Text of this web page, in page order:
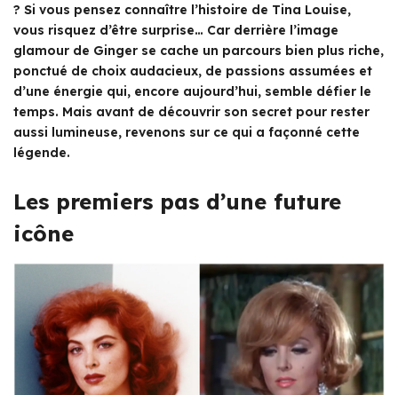
? Si vous pensez connaître l’histoire de Tina Louise,
vous risquez d’être surprise… Car derrière l’image
glamour de Ginger se cache un parcours bien plus riche,
ponctué de choix audacieux, de passions assumées et
d’une énergie qui, encore aujourd’hui, semble défier le
temps. Mais avant de découvrir son secret pour rester
aussi lumineuse, revenons sur ce qui a façonné cette
légende.
Les premiers pas d’une future
icône